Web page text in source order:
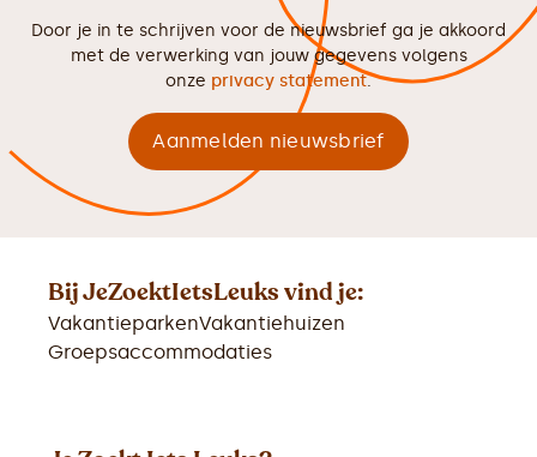
Door je in te schrijven voor de nieuwsbrief ga je akkoord
met de verwerking van jouw gegevens volgens
onze privacy statement.
Bij JeZoektIetsLeuks vind je:
VakantieparkenVakantiehuizen
Groepsaccommodaties